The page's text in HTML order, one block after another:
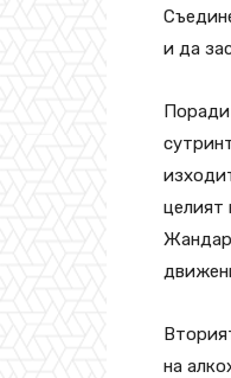
и да
Поради
целият
на